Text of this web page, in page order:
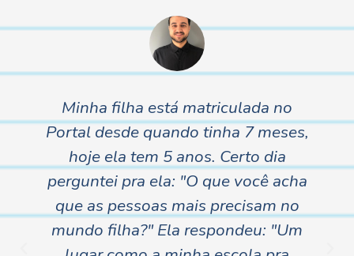
Helena esta no Portal desde os dois
anos (há três anos) em período
integral, ela adora esta escola e tem
orgulho de falar que estuda no
"Portal" Escolhemos o Portal, pela
qualidade de ensino, os professores